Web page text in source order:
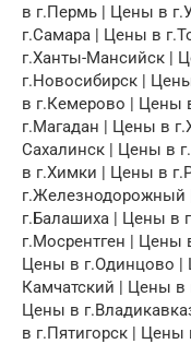
в г.Пермь | Цены в
г.Самара | Цены в
г.Ханты-Мансийск |
г.Новосибирск |
в г.Кемерово | Цены
г.Магадан | Цены в
Сахалинск | Цены в
в г.Химки | Цены в
г.Балашиха | Цены в
г.Мосрентген |
Цены в г.Одинцово |
Камчатский | Цены в
Цены в
в г.Пятигорск |